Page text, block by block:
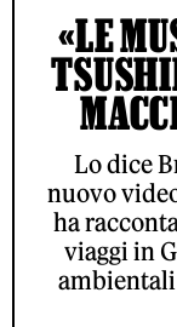
«LE
Lo dice
nuovo
ha
viaggi in
ambientali